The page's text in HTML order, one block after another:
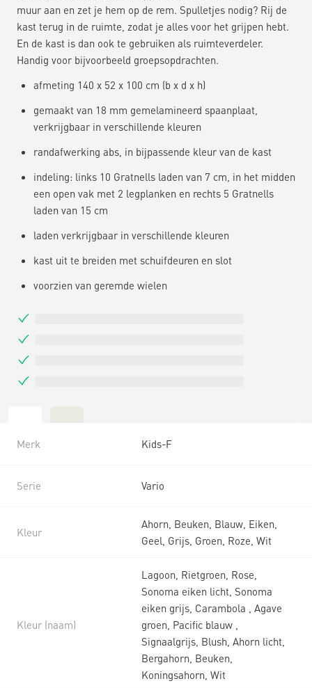
muur aan en zet je hem op de rem. Spulletjes nodig? Rij de
kast terug in de ruimte, zodat je alles voor het grijpen hebt.
En de kast is dan ook te gebruiken als ruimteverdeler.
Handig voor bijvoorbeeld groepsopdrachten.
afmeting 140 x 52 x 100 cm (b x d x h)
gemaakt van 18 mm gemelamineerd spaanplaat,
verkrijgbaar in verschillende kleuren
randafwerking abs, in bijpassende kleur van de kast
indeling: links 10 Gratnells laden van 7 cm, in het midden
een open vak met 2 legplanken en rechts 5 Gratnells
laden van 15 cm
laden verkrijgbaar in verschillende kleuren
kast uit te breiden met schuifdeuren en slot
voorzien van geremde wielen
Merk Kids-F
Serie Vario
Kleur
Ahorn, Beuken, Blauw, Eiken,
Geel, Grijs, Groen, Roze, Wit
Kleur (naam)
Lagoon, Rietgroen, Rose,
Sonoma eiken licht, Sonoma
eiken grijs, Carambola , Agave
groen, Pacific blauw ,
Signaalgrijs, Blush, Ahorn licht,
Bergahorn, Beuken,
Koningsahorn, Wit